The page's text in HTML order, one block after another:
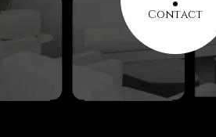
Contact